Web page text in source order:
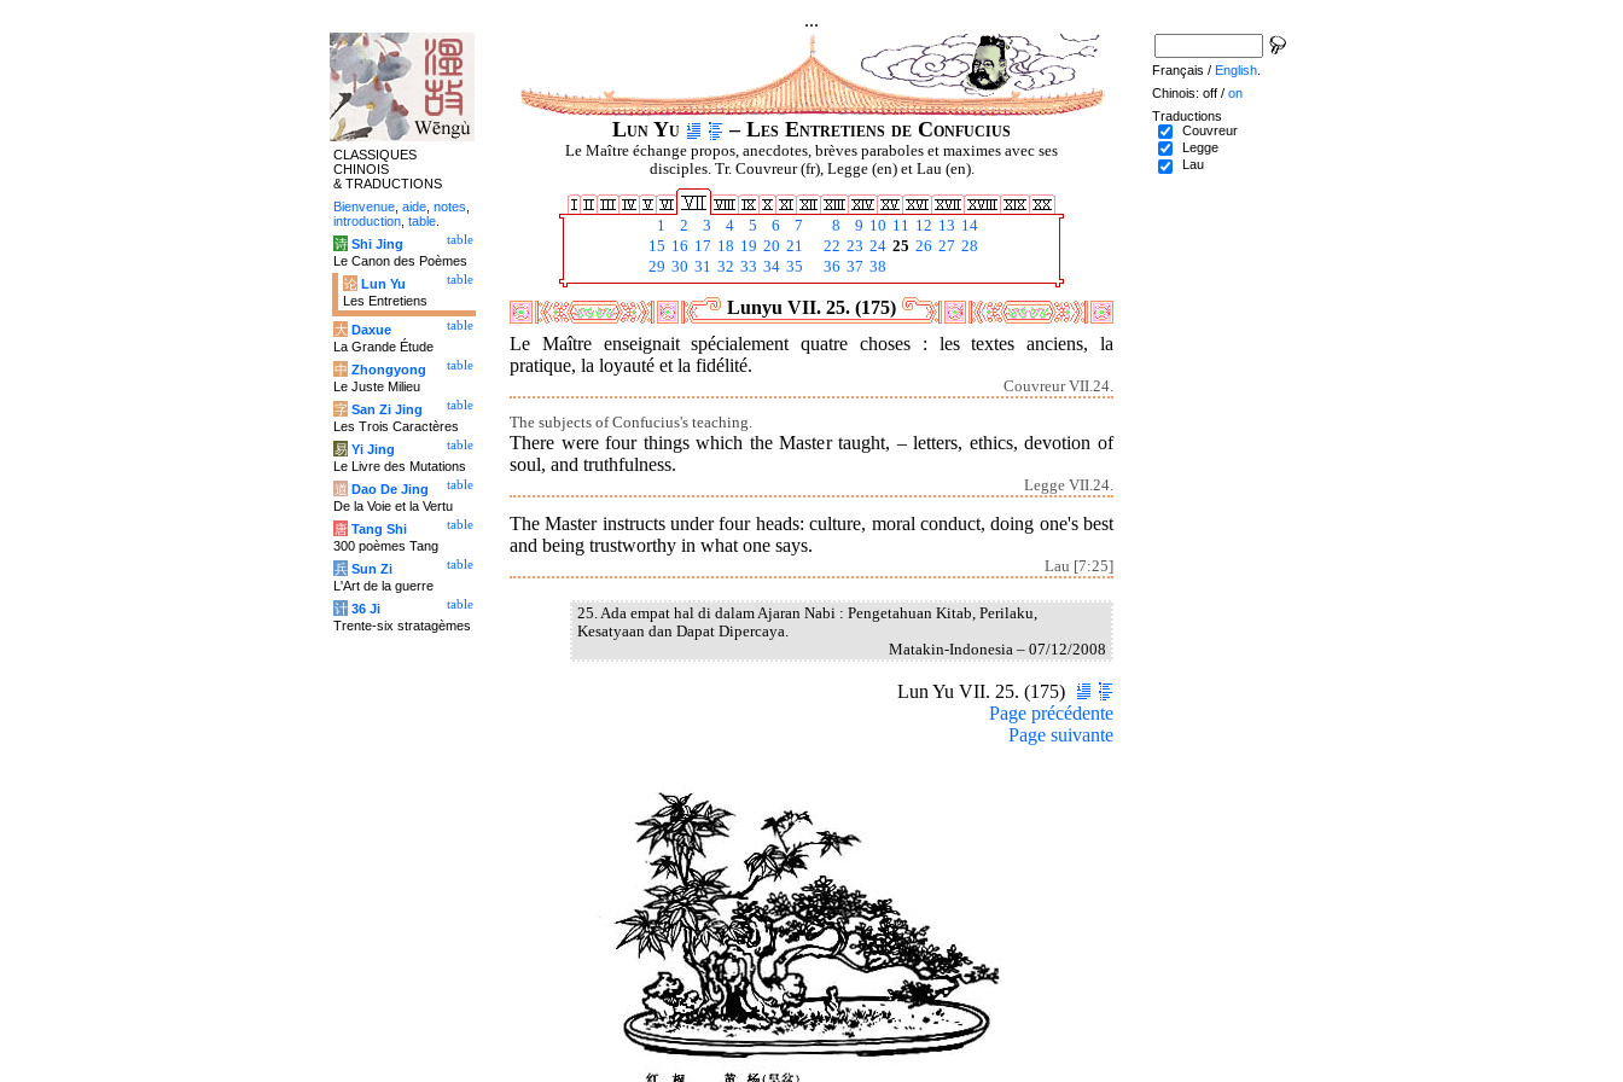
...
Lun Yu – Les Entretiens de Confucius
Le Maître échange propos, anecdotes, brèves paraboles et maximes avec ses
disciples. Tr. Couvreur (fr), Legge (en) et Lau (en).
1 2 3 4 5 6 7 8 9 10 11 12 13 14
15 16 17 18 19 20 21 22 23 24 25 26 27 28
29 30 31 32 33 34 35 36 37 38
Lunyu VII. 25. (175)
Le Maître enseignait spécialement quatre choses : les textes anciens, la
pratique, la loyauté et la fidélité.
Couvreur VII.24.
The subjects of Confucius's teaching.
There were four things which the Master taught, – letters, ethics, devotion of
soul, and truthfulness.
Legge VII.24.
The Master instructs under four heads: culture, moral conduct, doing one's best
and being trustworthy in what one says.
Lau [7:25]
25. Ada empat hal di dalam Ajaran Nabi : Pengetahuan Kitab, Perilaku,
Kesatyaan dan Dapat Dipercaya.
Matakin-Indonesia – 07/12/2008
Lun Yu VII. 25. (175)
Page précédente
Page suivante
CLASSIQUES
CHINOIS
& TRADUCTIONS
Bienvenue aide notes
introduction table
table
诗 Shi Jing
Le Canon des Poèmes
table
论 Lun Yu
Les Entretiens
table
大 Daxue
La Grande Étude
table
中 Zhongyong
Le Juste Milieu
table
字 San Zi Jing
Les Trois Caractères
table
易 Yi Jing
Le Livre des Mutations
table
道 Dao De Jing
De la Voie et la Vertu
table
唐 Tang Shi
300 poèmes Tang
table
兵 Sun Zi
L'Art de la guerre
table
计 36 Ji
Trente-six stratagèmes
Français / English
Chinois: off / on
Traductions
Couvreur
Legge
Lau